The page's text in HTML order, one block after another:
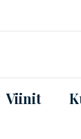
Viinit